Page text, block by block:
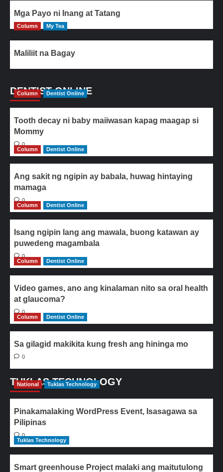
Mga Payo ni Inang at Tatang
Column My Tea
Maliliit na Bagay
DENTIST ONLINE
Column Dentist Online
Tooth decay ni baby maiiwasan kapag maagap si
Mommy
0
Column
Dentist Online
Ang sakit ng ngipin ay babala, huwag hintaying
mamaga
0
Column
Dentist Online
Isang ngipin lang ang mawala, buong katawan ay
puwedeng magambala
0
Column
Dentist Online
Video games, ano ang kinalaman nito sa oral health
at glaucoma?
0
Column
Dentist Online
Sa gilagid makikita kung fresh ang hininga mo
0
TUKLAS TECHNOLOGY
National Tuklas Technology
Pinakamalaking WordPress Event, Isasagawa sa
Pilipinas
0
Tuklas Technology
Smart greenhouse Project malaki ang maitutulong